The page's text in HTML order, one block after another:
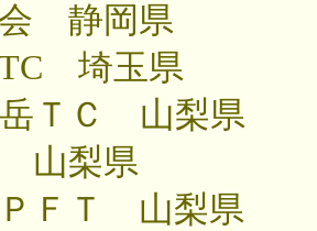
静岡県
埼玉県
ＴＣ 山梨県
梨県
ＦＴ 山梨県